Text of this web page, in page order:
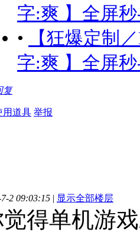
字:爽 】全屏秒
•
【狂爆定制
字:爽 】全屏秒
复
用道具 举报
2 09:03:15 | 显示全部楼层
得单机游